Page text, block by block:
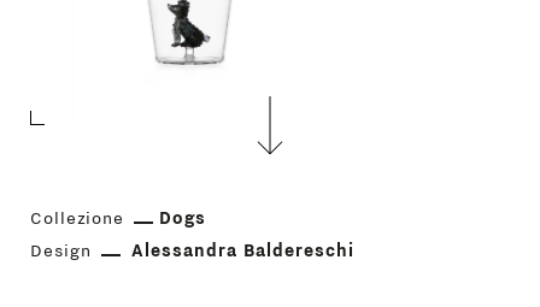
Collezione
Dogs
Design
Alessandra Baldereschi